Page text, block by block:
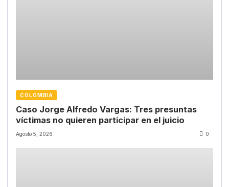
COLOMBIA
Caso Jorge Alfredo Vargas: Tres presuntas
víctimas no quieren participar en el juicio
Agosto 5, 2026 0